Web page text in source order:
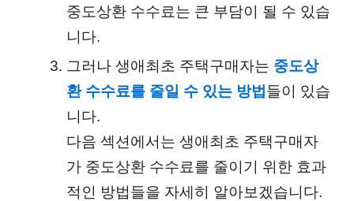
중도상환 수수료는 큰 부담이 될 수 있습
니다.
그러나 생애최초 주택구매자는 중도상
환 수수료를 줄일 수 있는 방법 들이 있습
니다.
다음 섹션에서는 생애최초 주택구매자
가 중도상환 수수료를 줄이기 위한 효과
적인 방법들을 자세히 알아보겠습니다.